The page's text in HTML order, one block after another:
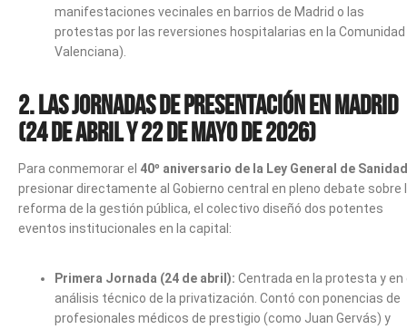
manifestaciones vecinales en barrios de Madrid o las
protestas por las reversiones hospitalarias en la Comunidad
Valenciana).
2. Las Jornadas de Presentación en Madrid
(24 de abril y 22 de mayo de 2026)
Para conmemorar el 40º aniversario de la Ley General de Sanidad
presionar directamente al Gobierno central en pleno debate sobre
reforma de la gestión pública, el colectivo diseñó dos potentes
eventos institucionales en la capital:
Primera Jornada (24 de abril): Centrada en la protesta y en
análisis técnico de la privatización. Contó con ponencias de
profesionales médicos de prestigio (como Juan Gervás) y